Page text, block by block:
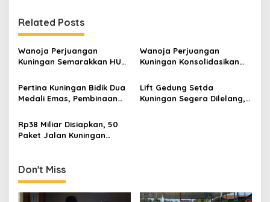
Related Posts
Wanoja Perjuangan
Kuningan Semarakkan HUT
Perempuan Harus Sehat
dan Berdaya
Wanoja Perjuangan
Kuningan Konsolidasikan
Kegiatan Positif Generasi
Muda
Pertina Kuningan Bidik Dua
Medali Emas, Pembinaan
2030
Lift Gedung Setda
Kuningan Segera Dilelang,
Rp38 Miliar Disiapkan, 50
Paket Jalan Kuningan
Don't Miss